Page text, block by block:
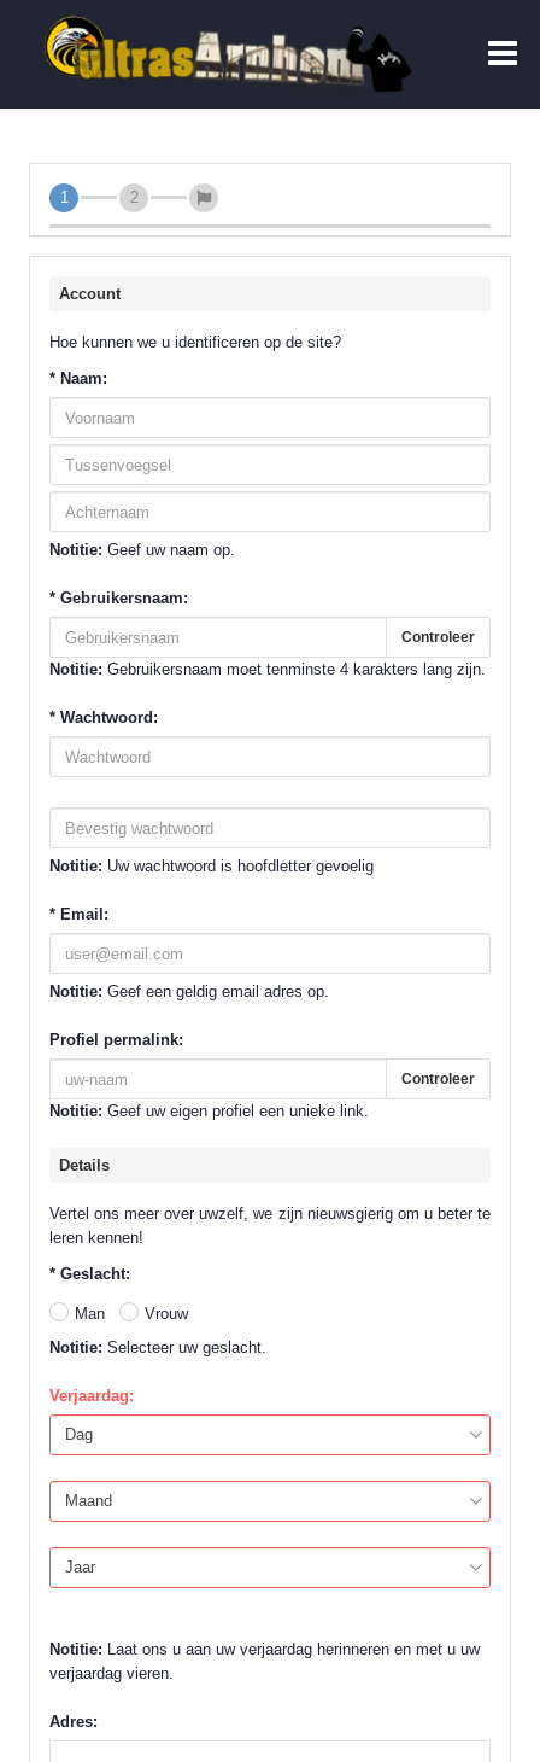
1 2
Account
Hoe kunnen we u identificeren op de site?
* Naam:
Notitie: Geef uw naam op.
* Gebruikersnaam:
Controleer
Notitie: Gebruikersnaam moet tenminste 4 karakters lang zijn.
* Wachtwoord:
Notitie: Uw wachtwoord is hoofdletter gevoelig
* Email:
Notitie: Geef een geldig email adres op.
Profiel permalink:
Controleer
Notitie: Geef uw eigen profiel een unieke link.
Details
Vertel ons meer over uwzelf, we zijn nieuwsgierig om u beter te
leren kennen!
* Geslacht:
Man
Vrouw
Notitie: Selecteer uw geslacht.
Verjaardag:
Notitie: Laat ons u aan uw verjaardag herinneren en met u uw
verjaardag vieren.
Adres: